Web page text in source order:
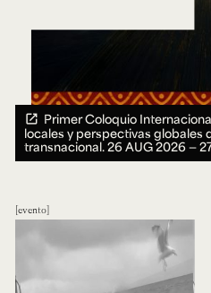
Primer Coloquio
locales y perspectivas globales
transnacional.26 AUG 2026 ―
evento